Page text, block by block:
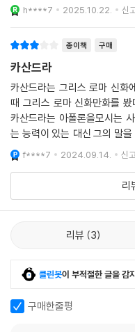
이 다른 사람들을 탄압하고 그
든 것을 흑백논리로 판단하고
들은 여자를 비롯한 약자에게
볼프는 이분법적 사고방식을
다. 서구 문명이 지니고 있던
거슬러올라간 것은 이 때문이
성적 사고로 구체화된다. 볼프
지배하고 해체해서 평가하는
않고 그 범주에 들어오지 않는
트로이에서 전쟁이라는 상황
락시킨다. 파리스는 인정받기
기로 결정하지만, 그 안건을
이 같은 부권사회의 어두운
맞이한다. 승리라는 단 한 가
h****7 2025.10.22. 신
종이책 구매
카산드라
카산드라는 그리스 로마 신화
때 그리스 로마 신화만화를
카산드라는 아폴론을모시는
는 능력이 있는 대신 그의 말
아무리 전쟁에 대해 조언을해
결국 트로이는 멸망하
f****7 2024.09.14. 신고
리
리뷰 3
클린봇이 부적절한 글을 감
구매한줄평